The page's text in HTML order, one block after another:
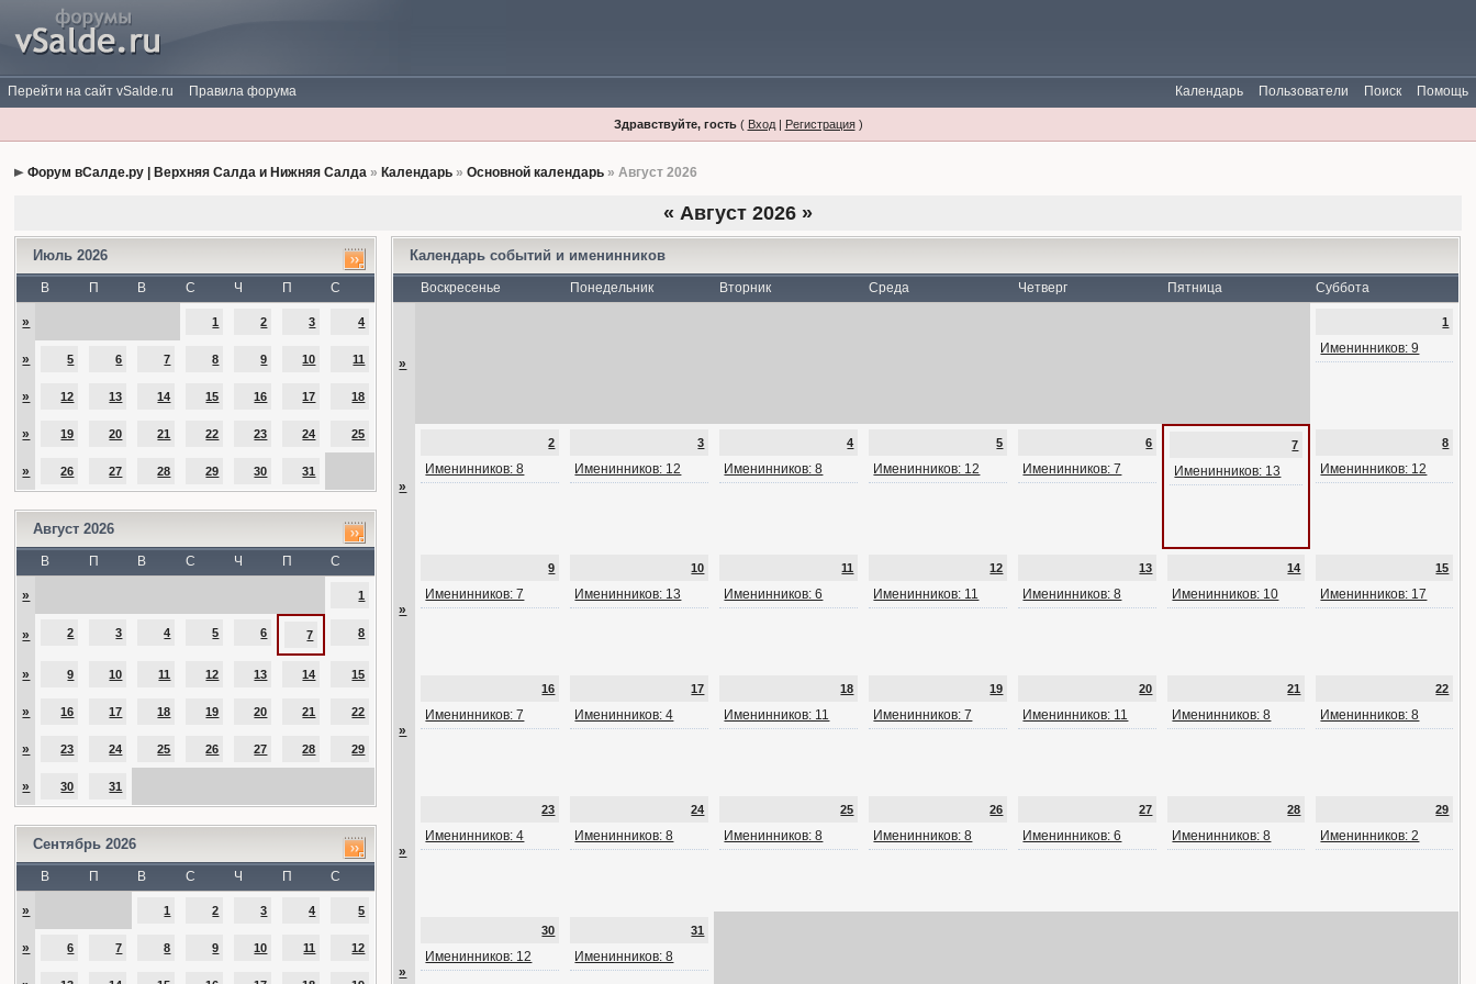
Перейти на сайт vSalde.ru Правила форума Помощь
Поиск
Пользователи
Календарь
Здравствуйте, гость( Вход| Регистрация)
Форум вСалде.ру | Верхняя Салда и Нижняя Салда » Календарь »Основной календарь » Август 2026
« Август 2026 »
Июль 2026
В П В С Ч П С
» 1 2 3 4
» 5 6 7 8 9 10 11
» 12 13 14 15 16 17 18
» 19 20 21 22 23 24 25
» 26 27 28 29 30 31
Август 2026
В П В С Ч П С
» 1
» 2 3 4 5 6 7 8
» 9 10 11 12 13 14 15
» 16 17 18 19 20 21 22
» 23 24 25 26 27 28 29
» 30 31
Сентябрь 2026
В П В С Ч П С
» 1 2 3 4 5
» 6 7 8 9 10 11 12
Календарь событий и именинников
Воскресенье Понедельник Вторник Среда Четверг Пятница Суббота
»
1
Именинников: 9
»
2
Именинников: 8
3
Именинников: 12
4
Именинников: 8
5
Именинников: 12
6
Именинников: 7
7
Именинников: 13
8
Именинников: 12
»
9
Именинников: 7
10
Именинников: 13
11
Именинников: 6
12
Именинников: 11
13
Именинников: 8
14
Именинников: 10
15
Именинников: 17
»
16
Именинников: 7
17
Именинников: 4
18
Именинников: 11
19
Именинников: 7
20
Именинников: 11
21
Именинников: 8
22
Именинников: 8
»
23
Именинников: 4
24
Именинников: 8
25
Именинников: 8
26
Именинников: 8
27
Именинников: 6
28
Именинников: 8
29
Именинников: 2
»
30
Именинников: 12
31
Именинников: 8